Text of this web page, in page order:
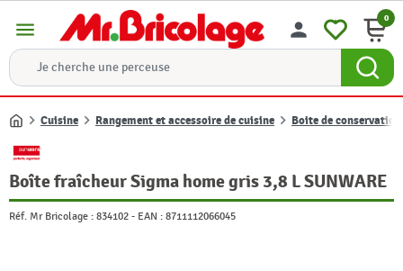
menu person 0
Accueil
Cuisine Rangement et accessoire de cuisine Boite de conservation
Boîte fraîcheur Sigma home gris 3,8 L SUNWARE
Réf. Mr Bricolage : 834102 - EAN : 8711112066045